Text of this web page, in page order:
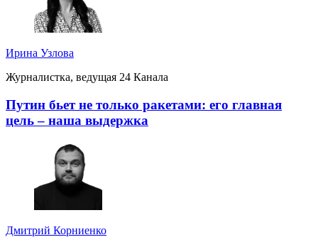
Ирина Узлова
Журналистка, ведущая 24 Канала
Путин бьет не только ракетами: его главная
цель – наша выдержка
Дмитрий Корниенко